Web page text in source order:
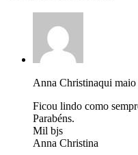
Anna Christinaqui maio
Ficou lindo como
Parabéns.
Mil bjs
Anna Christina